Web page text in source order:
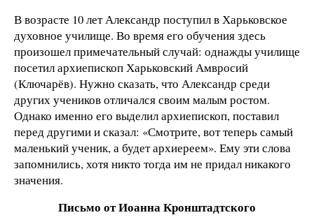
В возрасте 10 лет Александр поступил в Харьковское
духовное училище. Во время его обучения здесь
произошел примечательный случай: однажды училище
посетил архиепископ Харьковский Амвросий
(Ключарёв). Нужно сказать, что Александр среди
других учеников отличался своим малым ростом.
Однако именно его выделил архиепископ, поставил
перед другими и сказал: «Смотрите, вот теперь самый
маленький ученик, а будет архиереем». Ему эти слова
запомнились, хотя никто тогда им не придал никакого
значения.
Письмо от Иоанна Кронштадтского